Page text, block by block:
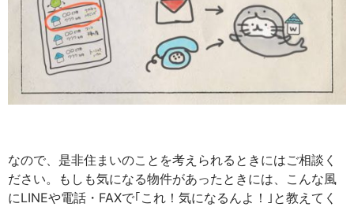
なので、是非住まいのことを考えられるときにはご相談く
ださい。もしも気になる物件があったときには、こんな風
にLINEや電話・FAXで｢これ！気になるんよ！｣と教えてく